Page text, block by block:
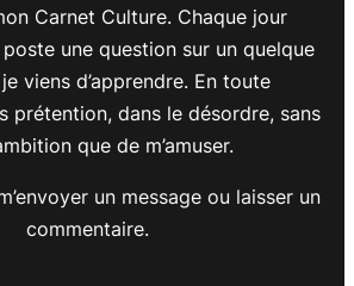
Carnet Culture. Chaque jour
poste une question sur un quelque
viens d’apprendre. En toute
prétention, dans le désordre, sans
que de m’amuser.
un message ou laisser un
commentaire.